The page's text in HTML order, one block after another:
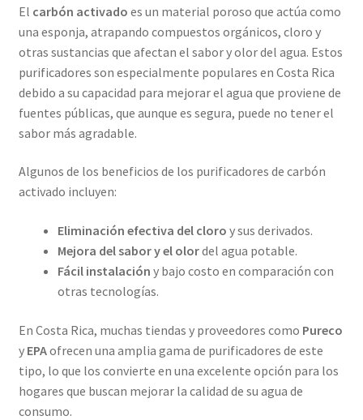
El carbón activado es un material poroso que actúa como
una esponja, atrapando compuestos orgánicos, cloro y
otras sustancias que afectan el sabor y olor del agua. Estos
purificadores son especialmente populares en Costa Rica
debido a su capacidad para mejorar el agua que proviene de
fuentes públicas, que aunque es segura, puede no tener el
sabor más agradable.
Algunos de los beneficios de los purificadores de carbón
activado incluyen:
Eliminación efectiva del cloro y sus derivados.
Mejora del sabor y el olordel agua potable.
Fácil instalación y bajo costo en comparación con
otras tecnologías.
En Costa Rica, muchas tiendas y proveedores como Pureco
y EPAofrecen una amplia gama de purificadores de este
tipo, lo que los convierte en una excelente opción para los
hogares que buscan mejorar la calidad de su agua de
consumo.